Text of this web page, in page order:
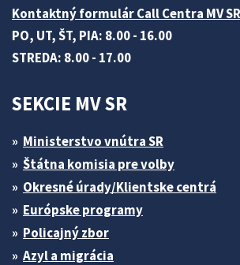
Kontaktný formulár Call Centra MV SR
PO, UT, ŠT, PIA: 8.00 - 16.00
STREDA: 8.00 - 17.00
SEKCIE MV SR
Ministerstvo vnútra SR
Štátna komisia pre volby
Okresné úrady/Klientske centrá
Európske programy
Policajný zbor
Azyl a migrácia